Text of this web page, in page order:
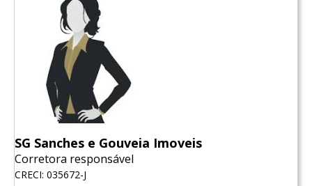
SG Sanches e Gouveia Imoveis
Corretora responsável
CRECI: 035672-J